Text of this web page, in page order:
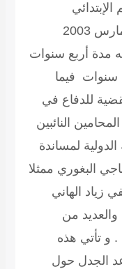
الإعتراضي عدد 3297 بتاريخ 17 مارس 2003
مدة أربع سنوات
سنوات فيما
للدفاع في
من المحامين النائبين
لمساندة
البغوري ممثلا
زياد الهاني
والعديد من
. و تأتي هذه
الجدل حول